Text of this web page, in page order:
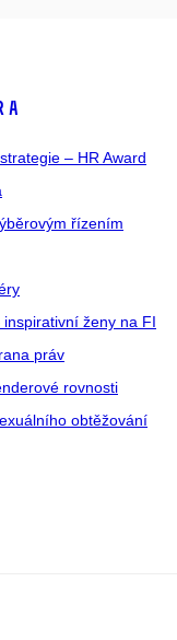
– HR Award
řízením
ženy na FI
práv
rovnosti
obtěžování